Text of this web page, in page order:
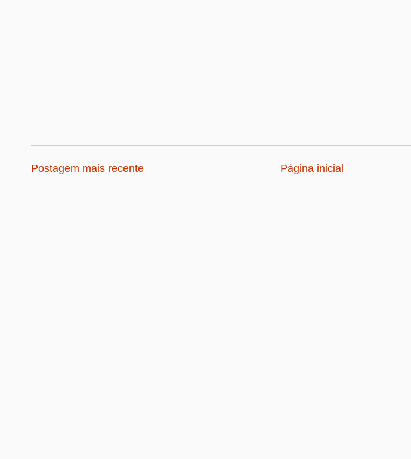
Postagem mais recente Página inicial